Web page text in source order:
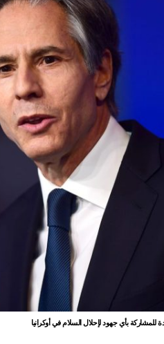
للمشاركة بأي جهود لإحلال السلام في أوكرانيا